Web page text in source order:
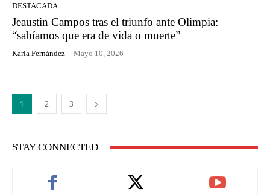
DESTACADA
Jeaustin Campos tras el triunfo ante Olimpia:
“sabíamos que era de vida o muerte”
Karla Fernández - Mayo 10, 2026
1 2 3
STAY CONNECTED